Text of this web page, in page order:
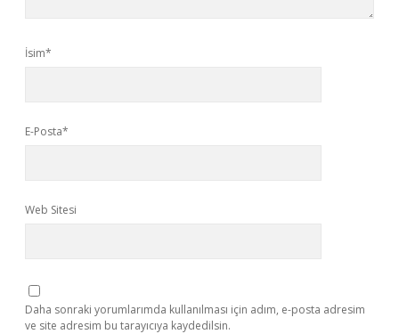
İsim*
E-Posta*
Web Sitesi
Daha sonraki yorumlarımda kullanılması için adım, e-posta adresim
ve site adresim bu tarayıcıya kaydedilsin.